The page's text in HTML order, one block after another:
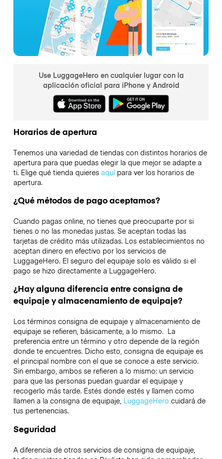
Use LuggageHero en cualquier lugar con la
aplicación oficial para iPhone y Android
Horarios de apertura
Tenemos una variedad de tiendas con distintos horarios de
apertura para que puedas elegir la que mejor se adapte a
ti. Elige qué tienda quieres aquípara ver los horarios de
apertura.
¿Qué métodos de pago aceptamos?
Cuando pagas online, no tienes que preocuparte por si
tienes o no las monedas justas. Se aceptan todas las
tarjetas de crédito más utilizadas. Los establecimientos no
aceptan dinero en efectivo por los servicios de
LuggageHero. El seguro del equipaje solo es válido si el
pago se hizo directamente a LuggageHero.
¿Hay alguna diferencia entre consigna de
equipaje y almacenamiento de equipaje?
Los términos consigna de equipaje y almacenamiento de
equipaje se refieren, básicamente, a lo mismo. La
preferencia entre un término y otro depende de la región
donde te encuentres. Dicho esto, consigna de equipaje es
el principal nombre con el que se conoce a este servicio.
Sin embargo, ambos se refieren a lo mismo: un servicio
para que las personas puedan guardar el equipaje y
recogerlo más tarde. Estés donde estés y llamen como
llamen a la consigna de equipaje,LuggageHero cuidará de
tus pertenencias.
Seguridad
A diferencia de otros servicios de consigna de equipaje,